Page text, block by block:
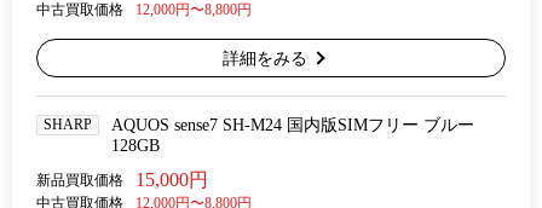
中古買取価格 12,000円〜8,800円
詳細をみる
SHARP
AQUOS sense7 SH-M24 国内版SIMフリー ブルー
128GB
新品買取価格 15,000円
中古買取価格 12,000円〜8,800円